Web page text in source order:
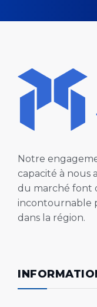
Notre
capacité à nous
du marché font
incontournable
dans la région.